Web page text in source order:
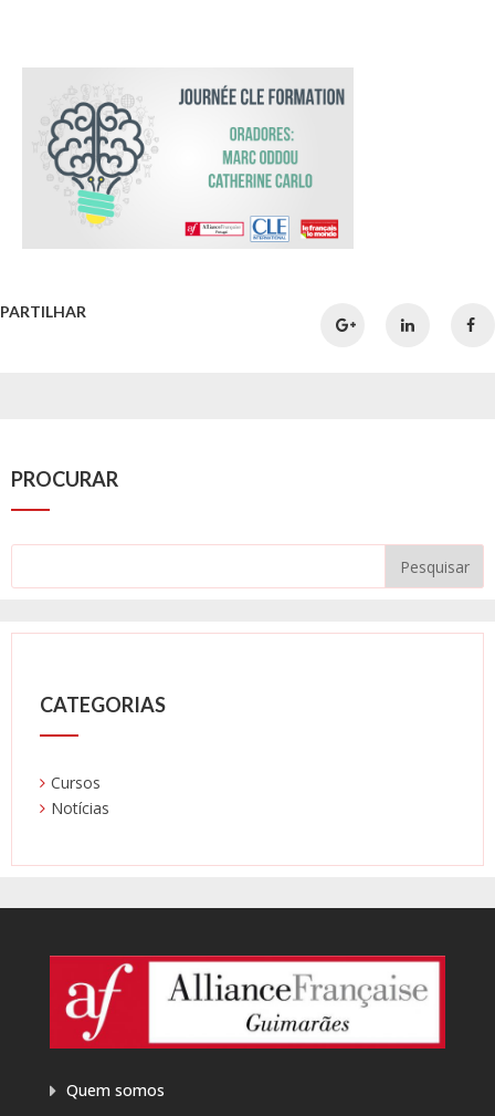
PARTILHAR
PROCURAR
CATEGORIAS
Cursos
Notícias
Quem somos